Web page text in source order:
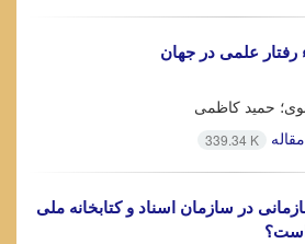
علمی در جهان
حمید کاظمی
339.34 K
در سازمان اسناد و کتابخانه ملی